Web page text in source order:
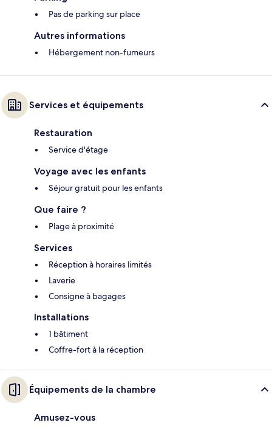
Pas de parking sur place
Autres informations
Hébergement non-fumeurs
Services et équipements
Restauration
Service d'étage
Voyage avec les enfants
Séjour gratuit pour les enfants
Que faire ?
Plage à proximité
Services
Réception à horaires limités
Laverie
Consigne à bagages
Installations
1 bâtiment
Coffre-fort à la réception
Équipements de la chambre
Amusez-vous